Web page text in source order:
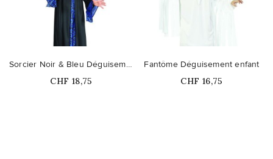
Sorcier Noir & Bleu Déguisement enfant
Prix
CHF 18,75
Fantôme Déguisement enfant
Prix
CHF 16,75